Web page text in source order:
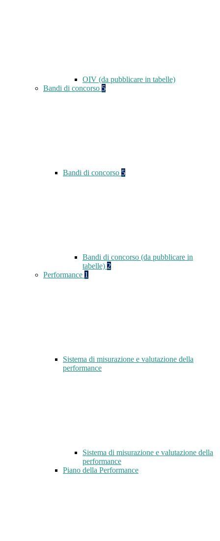
OIV (da pubblicare in tabelle)
Bandi di concorso 5
Bandi di concorso 5
Bandi di concorso (da pubblicare in
tabelle) 2
Performance 1
Sistema di misurazione e valutazione della
performance
Sistema di misurazione e valutazione della
performance
Piano della Performance